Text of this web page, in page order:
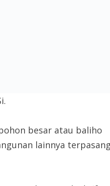
besar atau baliho
lainnya